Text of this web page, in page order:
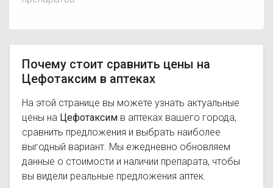
Почему стоит сравнить цены на
Цефотаксим в аптеках
На этой странице вы можете узнать актуальные
цены на Цефотаксим в аптеках вашего города,
сравнить предложения и выбрать наиболее
выгодный вариант. Мы ежедневно обновляем
данные о стоимости и наличии препарата, чтобы
вы видели реальные предложения аптек.